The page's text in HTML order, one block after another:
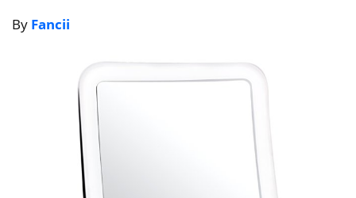
By Fancii